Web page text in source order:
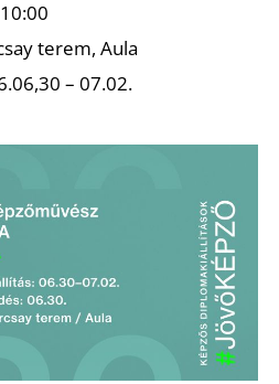
terem, Aula
– 07.02.